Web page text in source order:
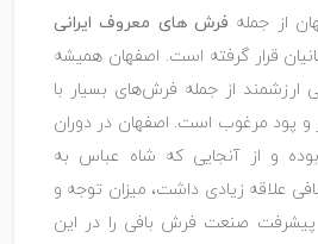
از جمله فرش های معروف ایرانی
قرار گرفته است. اصفهان همیشه
از جمله فرش‌های بسیار با
و پود مرغوب است. اصفهان در دوران
و از آنجایی که شاه عباس به
علاقه زیادی داشت، میزان توجه و
پیشرفت صنعت فرش بافی را در این